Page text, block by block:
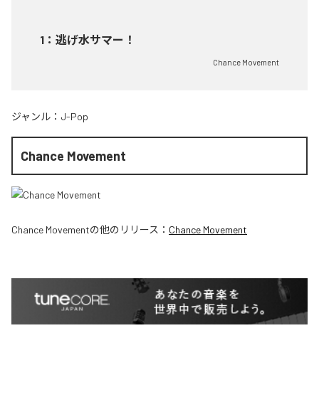
1 ： 逃げ水サマー！
Chance Movement
ジャンル： J-Pop
Chance Movement
Chance Movementの他のリリース： Chance Movement